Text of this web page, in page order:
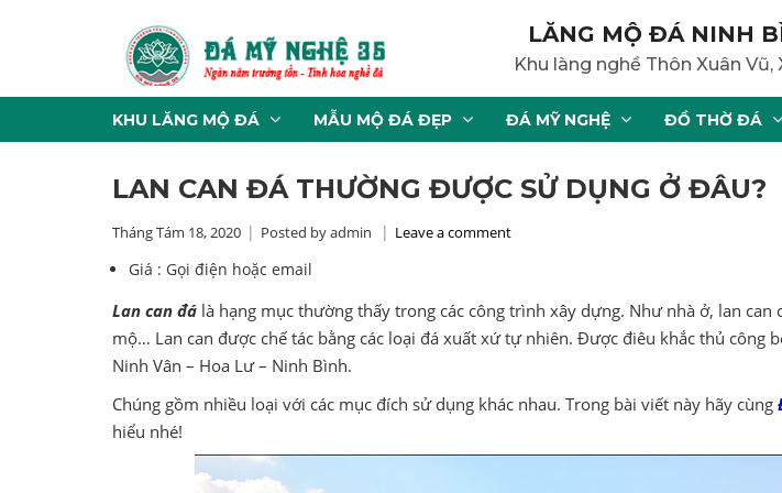
LĂNG MỘ ĐÁ NINH
Khu làng nghề Thôn Xuân Vũ,
KHU LĂNG MỘ ĐÁ MẪU MỘ ĐÁ ĐẸP ĐÁ MỸ NGHỆ ĐỒ THỜ ĐÁ
LAN CAN ĐÁ THƯỜNG ĐƯỢC SỬ DỤNG Ở ĐÂU?
Tháng Tám 18, 2020 Posted by admin Leave a comment
Giá : Gọi điện hoặc email
Lan can đá là hạng mục thường thấy trong các công trình xây dựng. Như nhà ở, lan can
mộ… Lan can được chế tác bằng các loại đá xuất xứ tự nhiên. Được điêu khắc thủ công
Ninh Vân – Hoa Lư – Ninh Bình.
Chúng gồm nhiều loại với các mục đích sử dụng khác nhau. Trong bài viết này hãy cùng
hiểu nhé!